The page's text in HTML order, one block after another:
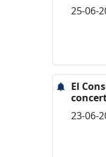
25-06-
El
23-06-